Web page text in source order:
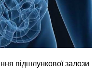
підшлункової залози